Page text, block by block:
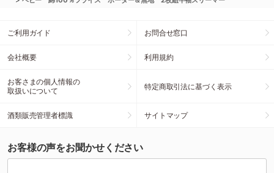
ご利用ガイド お問合せ窓口
会社概要 利用規約
お客さまの個人情報の
取扱いについて
特定商取引法に基づく表示
酒類販売管理者標識 サイトマップ
お客様の声をお聞かせください